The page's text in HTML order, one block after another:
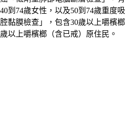
到74歲女性，以及50到74歲重度吸
黏膜檢查」，包含30歲以上嚼檳榔
以上嚼檳榔（含已戒）原住民。